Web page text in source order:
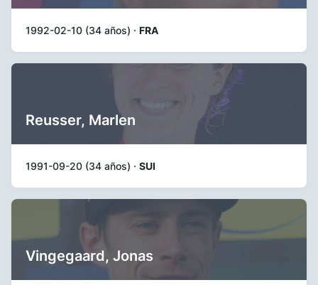
1992-02-10 (34 años) · FRA
Reusser, Marlen
1991-09-20 (34 años) · SUI
Vingegaard, Jonas